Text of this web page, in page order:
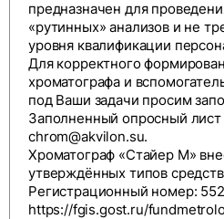
предназначен для
«рутинных» анализов и не
уровня квалификации
Для корректного
хроматографа и
под Ваши задачи просим
Заполненный опросный лист
chrom@akvilon.su.
Хроматограф «Стайер М»
утверждённых типов
Регистрационный номер:
https://fgis.gost.ru/